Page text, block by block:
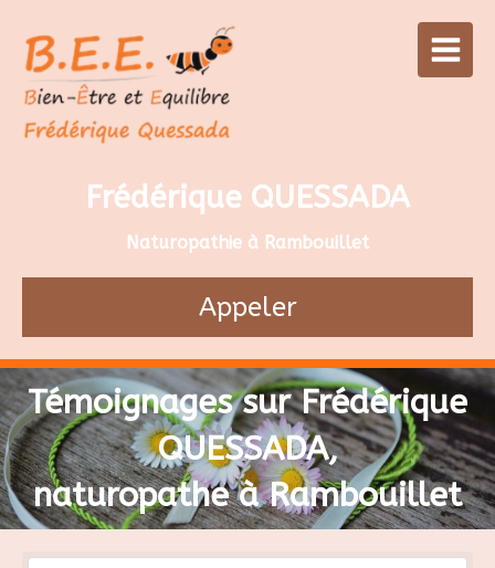
Frédérique QUESSADA
Naturopathie à Rambouillet
Appeler
Témoignages sur Frédérique
QUESSADA,
naturopathe à Rambouillet